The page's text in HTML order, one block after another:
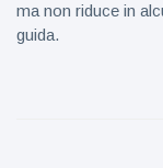
ma non riduce in
guida.